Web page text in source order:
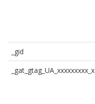
_gid
_gat_gtag_UA_xxxxxxxxx_x